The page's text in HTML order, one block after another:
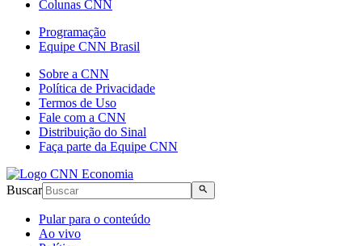
Colunas CNN
Programação
Equipe CNN Brasil
Sobre a CNN
Política de Privacidade
Termos de Uso
Fale com a CNN
Distribuição do Sinal
Faça parte da Equipe CNN
Buscar
Pular para o conteúdo
Ao vivo